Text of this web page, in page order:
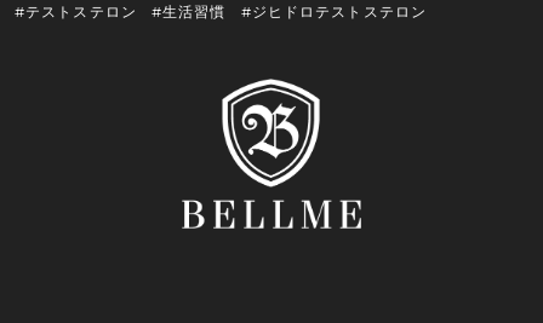
テストステロン 生活習慣 ジヒドロテストステロン